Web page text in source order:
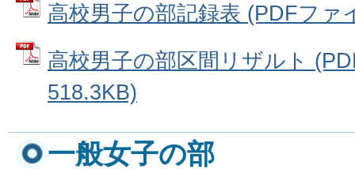
高校男子の部記録表 (PDFファ
高校男子の部区間リザルト
518.3KB)
一般女子の部